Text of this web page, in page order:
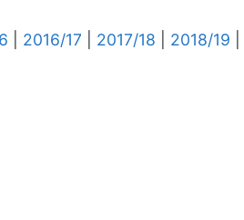
2016/17 2017/18 2018/19